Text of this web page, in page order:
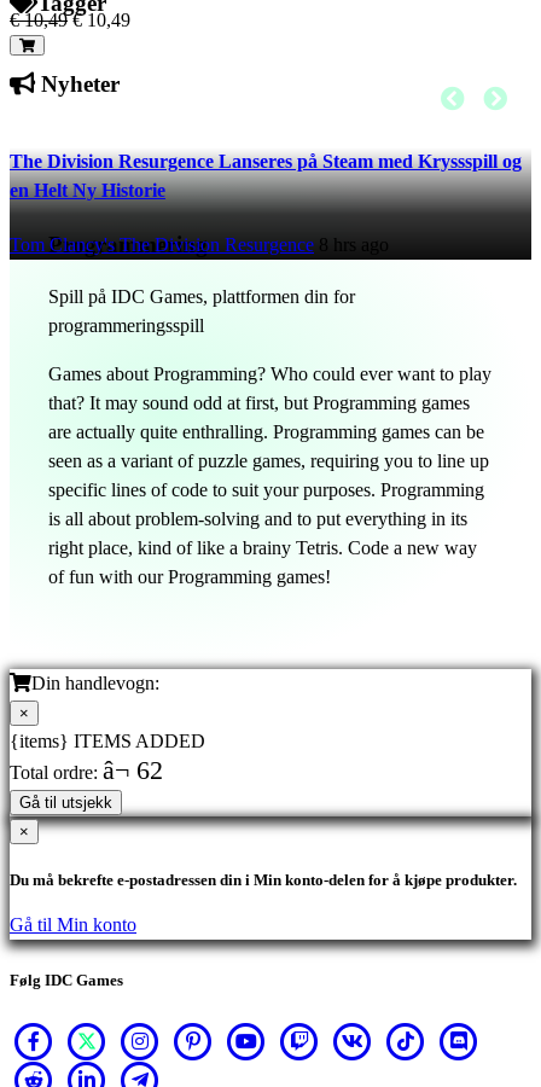
€ 10,49 € 10,49
Nyheter
The Division Resurgence Lanseres på Steam med Kryssspill og
en Helt Ny Historie
Tom Clancy's The Division Resurgence 8 hrs ago
Programmering
Spill på IDC Games, plattformen din for
programmeringsspill
Games about Programming? Who could ever want to play
that? It may sound odd at first, but Programming games
are actually quite enthralling. Programming games can be
seen as a variant of puzzle games, requiring you to line up
specific lines of code to suit your purposes. Programming
is all about problem-solving and to put everything in its
right place, kind of like a brainy Tetris. Code a new way
of fun with our Programming games!
Din handlevogn:
×
{items} ITEMS ADDED
Total ordre: â¬ 62
Gå til utsjekk
×
Du må bekrefte e-postadressen din i Min konto-delen for å kjøpe produkter.
Gå til Min konto
Følg IDC Games